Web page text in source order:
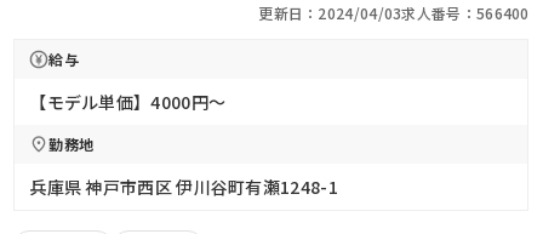
更新日：2024/04/03求人番号：566400
給与
【モデル単価】4000円〜
勤務地
兵庫県 神戸市西区 伊川谷町有瀬1248-1